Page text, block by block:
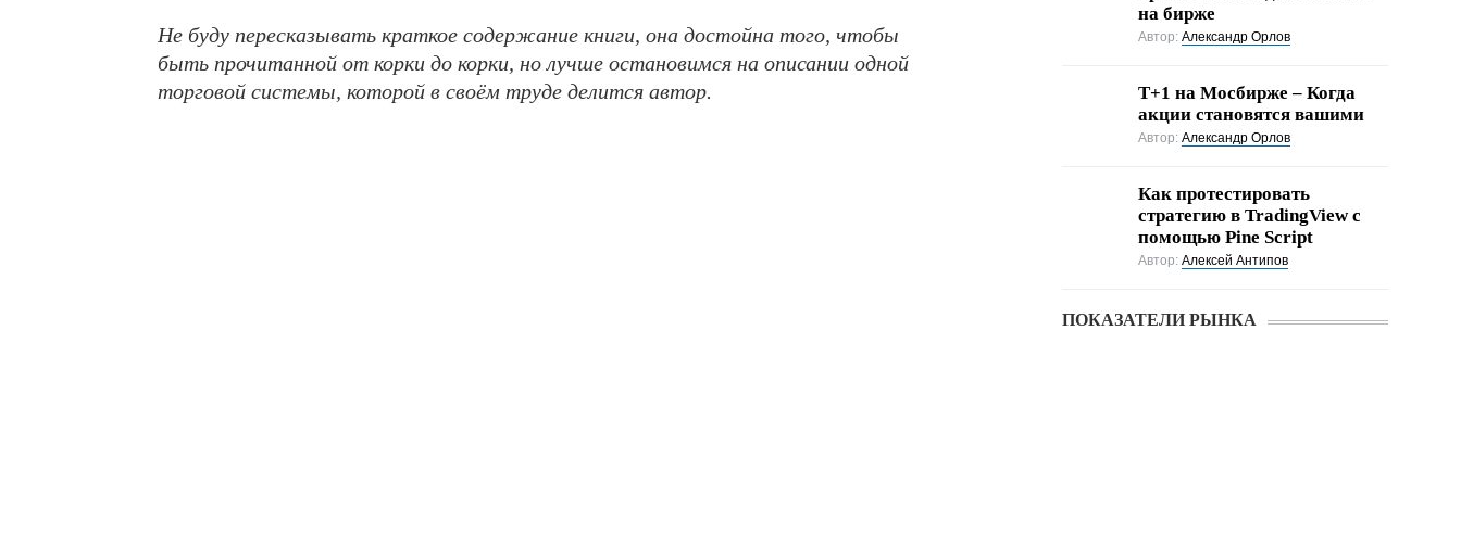
Не буду пересказывать краткое содержание книги, она достойна того, чтобы
быть прочитанной от корки до корки, но лучше остановимся на описании одной
торговой системы, которой в своём труде делится автор.
на бирже
Автор: Александр Орлов
Т+1 на Мосбирже – Когда
акции становятся вашими
Автор: Александр Орлов
Как протестировать
стратегию в TradingView с
помощью Pine Script
Автор: Алексей Антипов
ПОКАЗАТЕЛИ РЫНКА